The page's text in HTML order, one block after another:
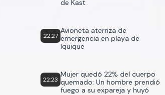
de Kast
22:27
Avioneta aterriza de
emergencia en playa de
Iquique
22:23
Mujer quedó 22% del cuerpo
quemado: Un hombre prendió
fuego a su expareja y huyó